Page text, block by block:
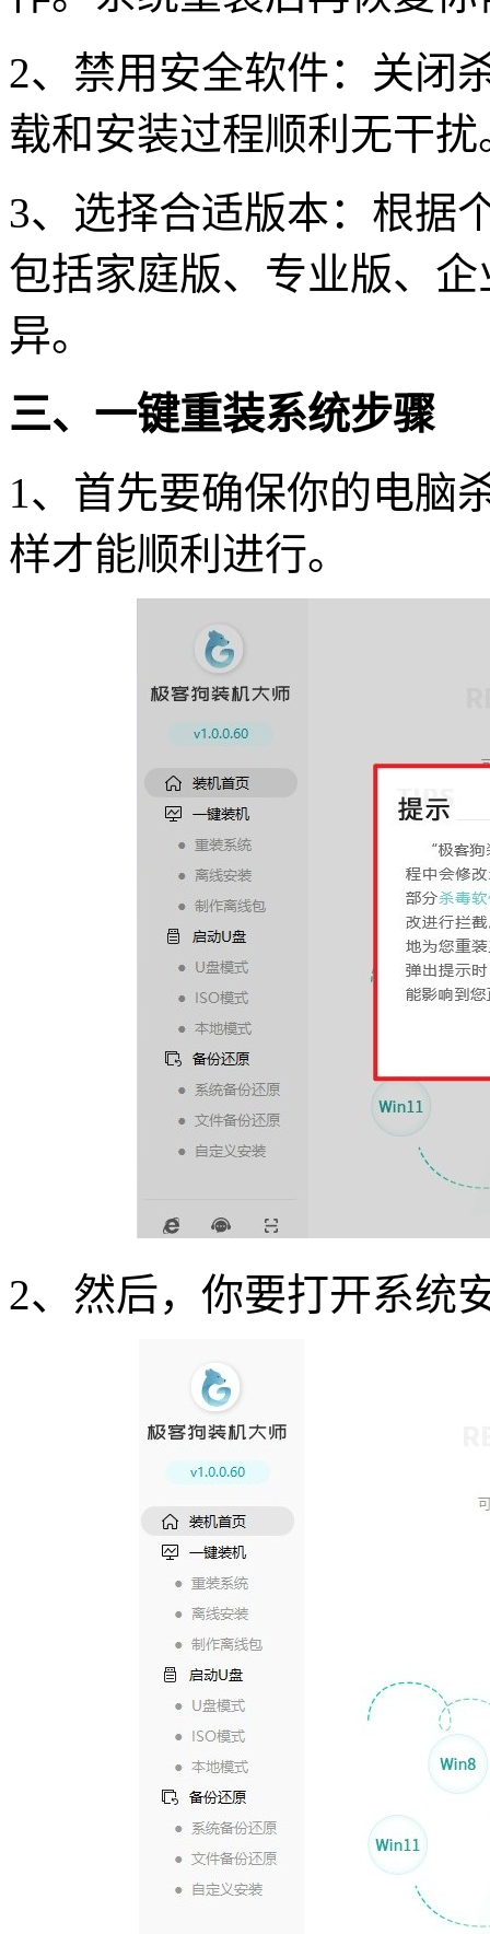
2、禁用安全软件：关闭
载和安装过程顺利无干扰
3、选择合适版本：根据
包括家庭版、专业版、
异。
三、一键重装系统步骤
1 、首先要确保你的电脑
样才能顺利进行。
2、然后，你要打开系统